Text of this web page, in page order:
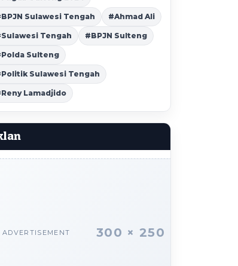
Sulawesi Tengah #Ahmad Ali
Tengah #BPJN Sulteng
Sulteng
Sulawesi Tengah
Lamadjido
ADVERTISEMENT 300 × 250